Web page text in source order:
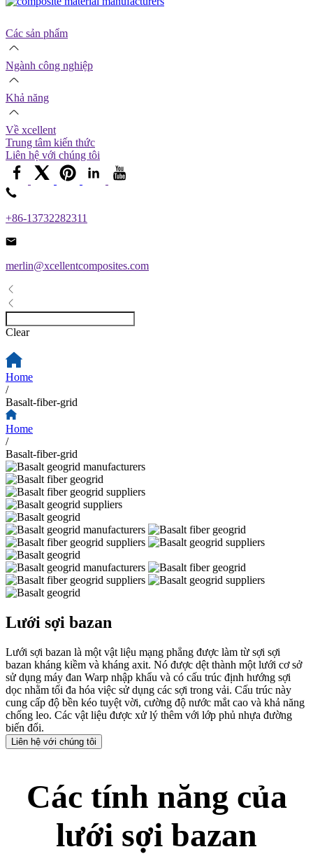
Các sản phẩm
Ngành công nghiệp
Khả năng
Về xcellent
Trung tâm kiến ​​thức
Liên hệ với chúng tôi
+86-13732282311
merlin@xcellentcomposites.com
Clear
Home
/
Basalt-fiber-grid
Home
/
Basalt-fiber-grid
Lưới sợi bazan
Lưới sợi bazan là một vật liệu mạng phẳng được làm từ sợi sợi
bazan kháng kiềm và kháng axit. Nó được dệt thành một lưới cơ sở
sử dụng máy đan Warp nhập khẩu và có cấu trúc định hướng sợi
dọc nhằm tối đa hóa việc sử dụng các sợi trong vải. Cấu trúc này
cung cấp độ bền kéo tuyệt vời, cường độ nước mắt cao và khả năng
chống leo. Các vật liệu được xử lý thêm với lớp phủ nhựa đường
biến đổi.
Liên hệ với chúng tôi
Các tính năng của
lưới sợi bazan